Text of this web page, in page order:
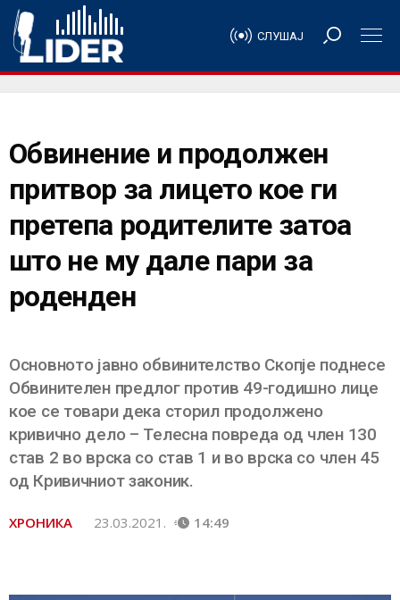
СЛУШАЈ
Обвинение и продолжен
притвор за лицето кое ги
претепа родителите затоа
што не му дале пари за
роденден
Основното јавно обвинителство Скопје поднесе
Обвинителен предлог против 49-годишно лице
кое се товари дека сторил продолжено
кривично дело – Телесна повреда од член 130
став 2 во врска со став 1 и во врска со член 45
од Кривичниот законик.
ХРОНИКА 23.03.2021. 14:49